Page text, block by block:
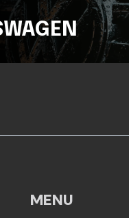
MENU